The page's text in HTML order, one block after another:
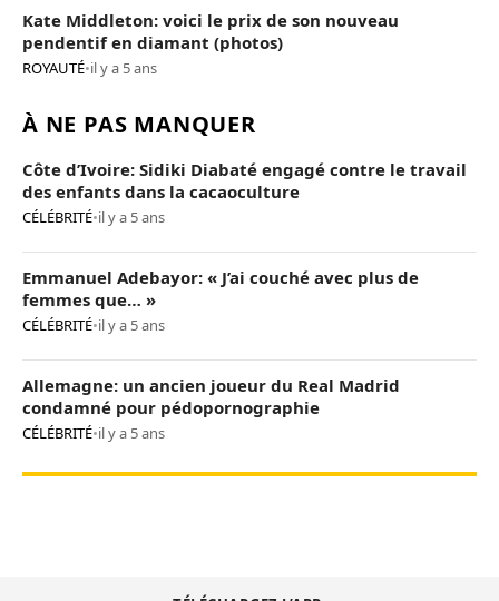
Kate Middleton: voici le prix de son nouveau
pendentif en diamant (photos)
ROYAUTÉ•il y a 5 ans
À NE PAS MANQUER
Côte d’Ivoire: Sidiki Diabaté engagé contre le travail
des enfants dans la cacaoculture
CÉLÉBRITÉ•il y a 5 ans
Emmanuel Adebayor: « J’ai couché avec plus de
femmes que… »
CÉLÉBRITÉ•il y a 5 ans
Allemagne: un ancien joueur du Real Madrid
condamné pour pédopornographie
CÉLÉBRITÉ•il y a 5 ans